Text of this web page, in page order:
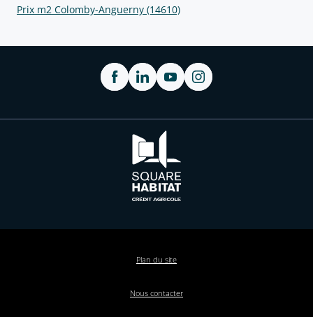
Prix m2 Colomby-Anguerny (14610)
Plan du site
Nous contacter